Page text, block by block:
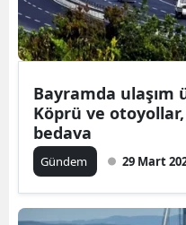
Bayramda ulaşım
Köprü ve
bedava
Gündem 29 Mart